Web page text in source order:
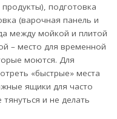
подготовка
(варочная панель и
между мойкой и плитой
– место для временной
моются. Для
«быстрые» места
ящики для часто
и не делать